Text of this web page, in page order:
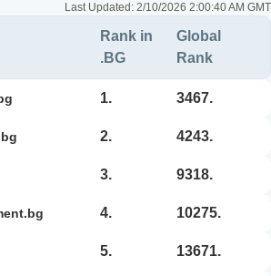
Last Updated: 2/10/2026 2:00:40 AM GMT
Rank in
.BG
Global
Rank
1. 3467.
2. 4243.
3. 9318.
4. 10275.
5. 13671.